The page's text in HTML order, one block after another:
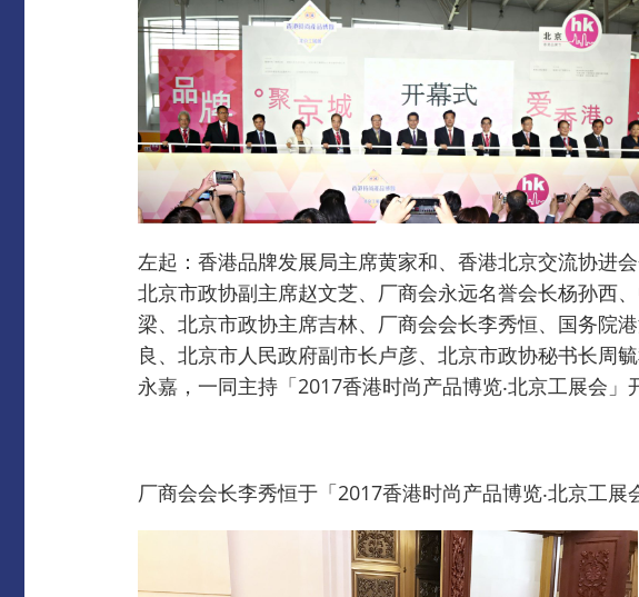
左起：香港品牌发展局主席黄家和、香港北京交流协进
北京市政协副主席赵文芝、厂商会永远名誉会长杨孙西
梁、北京市政协主席吉林、厂商会会长李秀恒、国务院
良、北京市人民政府副市长卢彦、北京市政协秘书长周
永嘉，一同主持「2017香港时尚产品博览‧北京工展会」
厂商会会长李秀恒于「2017香港时尚产品博览‧北京工展